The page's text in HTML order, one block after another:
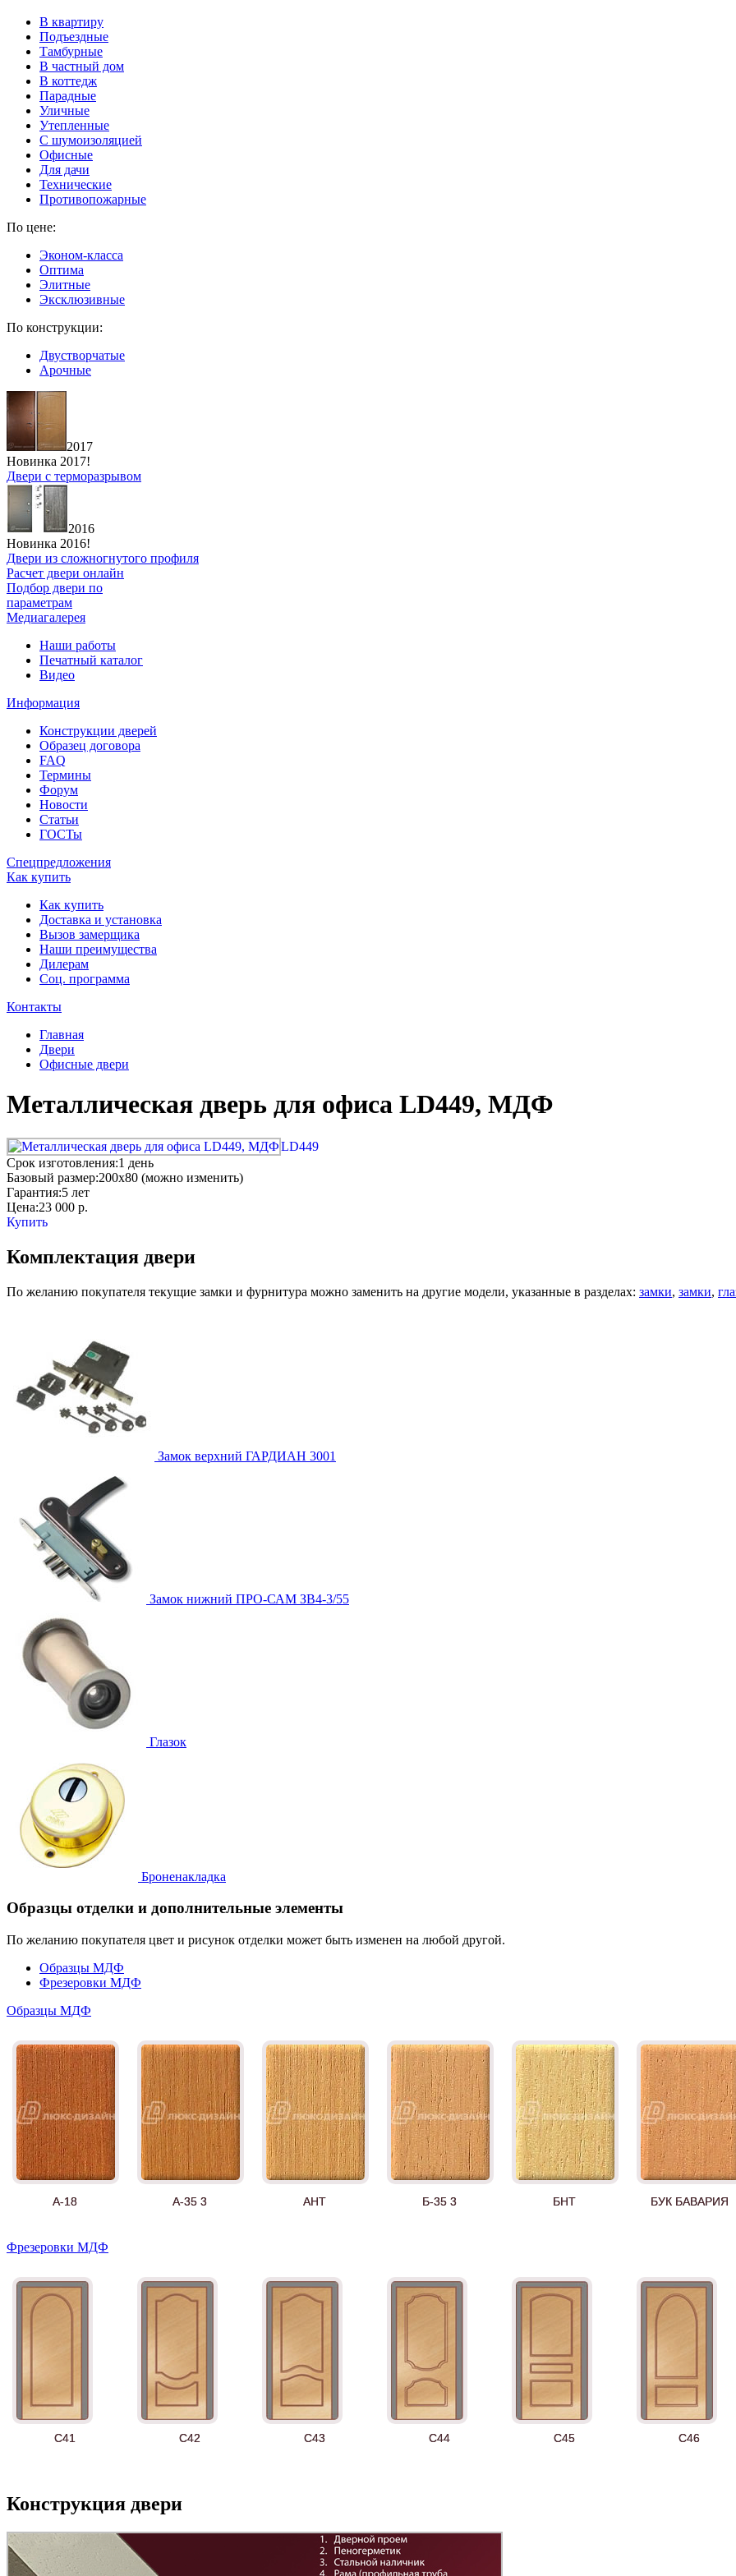
В квартиру
Подъездные
Тамбурные
В частный дом
В коттедж
Парадные
Уличные
Утепленные
C шумоизоляцией
Офисные
Для дачи
Технические
Противопожарные
По цене:
Эконом-класса
Оптима
Элитные
Эксклюзивные
По конструкции:
Двустворчатые
Арочные
2017
Новинка 2017!
Двери с терморазрывом
2016
Новинка 2016!
Двери из сложногнутого профиля
Расчет двери онлайн
Подбор двери по
параметрам
Медиагалерея
Наши работы
Печатный каталог
Видео
Информация
Конструкции дверей
Образец договора
FAQ
Термины
Форум
Новости
Статьи
ГОСТы
Спецпредложения
Как купить
Как купить
Доставка и установка
Вызов замерщика
Наши преимущества
Дилерам
Соц. программа
Контакты
Главная
Двери
Офисные двери
Металлическая дверь для офиса LD449, МДФ
LD449
Срок изготовления:1 день
Базовый размер:200x80 (можно изменить)
Гарантия:5 лет
Цена:23 000 р.
Купить
Комплектация двери
По желанию покупателя текущие замки и фурнитура можно заменить на другие модели, указанные в разделах: замки, замки,
Замок верхний ГАРДИАН 3001
Замок нижний ПРО-САМ ЗВ4-3/55
Глазок
Броненакладка
Образцы отделки и дополнительные элементы
По желанию покупателя цвет и рисунок отделки может быть изменен на любой другой.
Образцы МДФ
Фрезеровки МДФ
Образцы МДФ
А-18 А-35 3 АНТ Б-35 3 БНТ БУК БАВАРИЯ
Д-15 60 Д-35 Н Д-35 С Д-35 СС
Д-36 С Д-37 Н Д-43 30
Фрезеровки МДФ
C41 C42 C43 C44 C45 C46
Конструкция двери